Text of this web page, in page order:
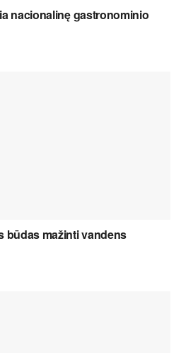
nacionalinę gastronominio
būdas mažinti vandens